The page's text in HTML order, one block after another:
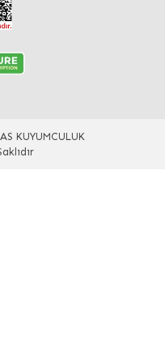
KUYUMCULUK